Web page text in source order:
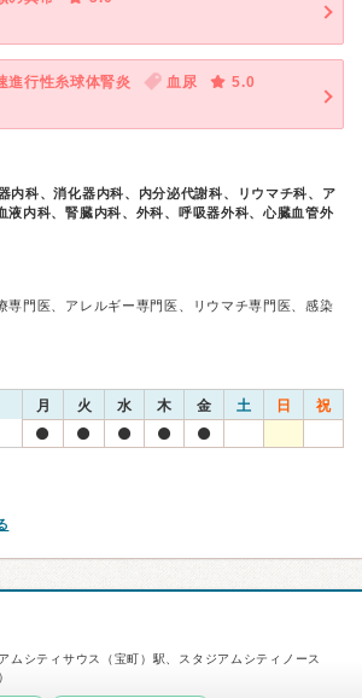
進行性糸球体腎炎 血尿
5.0
内科、消化器内科、内分泌代謝科、リウマチ科、ア
液内科、腎臓内科、外科、呼吸器外科、心臓血管外
専門医、アレルギー専門医、リウマチ専門医、感染
月 火 水 木 金 土 日 祝
ムシティサウス（宝町）駅、スタジアムシティノース